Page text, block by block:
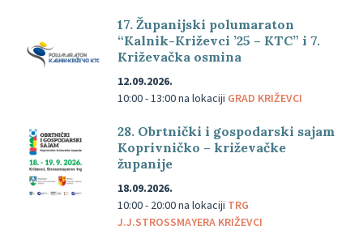
17. Županijski polumaraton
“Kalnik-Križevci ’25 – KTC” i 7.
Križevačka osmina
12.09.2026.
10:00 - 13:00na lokaciji GRAD KRIŽEVCI
28. Obrtnički i gospodarski sajam
Koprivničko – križevačke
županije
18.09.2026.
10:00 - 20:00na lokaciji TRG
J.J.STROSSMAYERA KRIŽEVCI